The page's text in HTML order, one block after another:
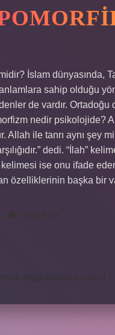
İslam dünyasında,
sahip olduğu
de vardır.
nedir psikolojide?
Allah ile tanrı aynı şey
dedi. “İlah”
kelimesi ise onu ifade
özelliklerinin başka bir